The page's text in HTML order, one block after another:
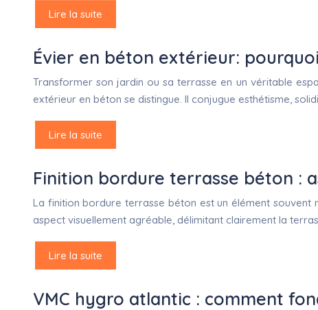
Lire la suite
Évier en béton extérieur:
Transformer son jardin ou sa terrasse en un véritable
extérieur en béton se distingue. Il conjugue esthétisme,
Lire la suite
Finition bordure terrasse béton :
La finition bordure terrasse béton est un élément souvent
aspect visuellement agréable, délimitant clairement la
Lire la suite
VMC hygro atlantic : comment